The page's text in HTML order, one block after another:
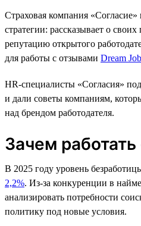
Страховая компания «Согласие»
стратегии: рассказывает о
репутацию открытого
для работы с отзывами Dream Job
HR-cпециалисты «Согласия»
и дали советы компаниям,
над брендом работодателя.
Зачем
В 2025 году уровень
2,2%. Из-за конкуренции в
анализировать потребности
политику под новые условия.